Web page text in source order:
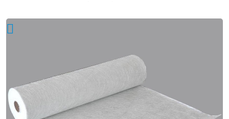
strength.
formed
by
throwing